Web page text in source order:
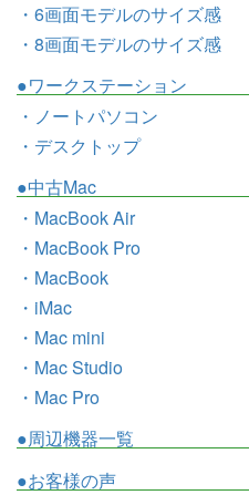
・6画面モデルのサイズ感
・8画面モデルのサイズ感
●ワークステーション
・ノートパソコン
・デスクトップ
●中古Mac
・MacBook Air
・MacBook Pro
・MacBook
・iMac
・Mac mini
・Mac Studio
・Mac Pro
●周辺機器一覧
●お客様の声